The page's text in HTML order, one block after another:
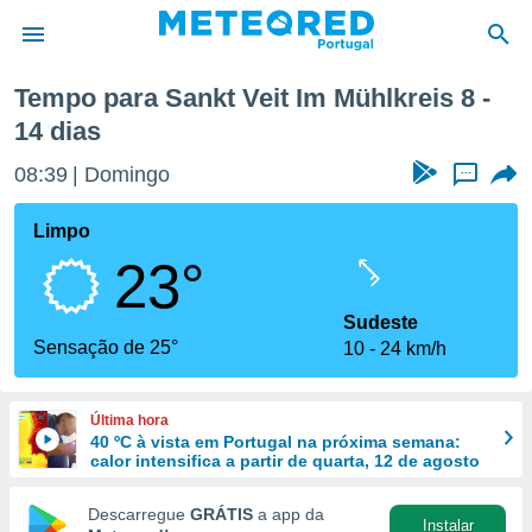
da
foi
para
e
forma
Tempo para Sankt Veit Im Mühlkreis 8 -
14 dias
08:39 Domingo ...
Limpo
23°
Sensação de 25°
Sudeste
10
24 km/h
Última hora
40 ºC à vista em Portugal na próxima semana:
calor intensifica a partir de quarta, 12 de agosto
Descarregue GRÁTIS a app da
Instalar